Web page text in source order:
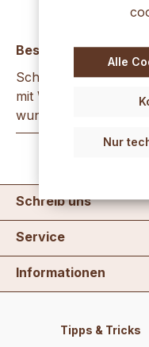
Beschreibung
Schneidmesser
mit Wachsfolien und
wunderschöne
Schreib uns
Service
Informationen
Tipps & Tricks
Nur
Alle